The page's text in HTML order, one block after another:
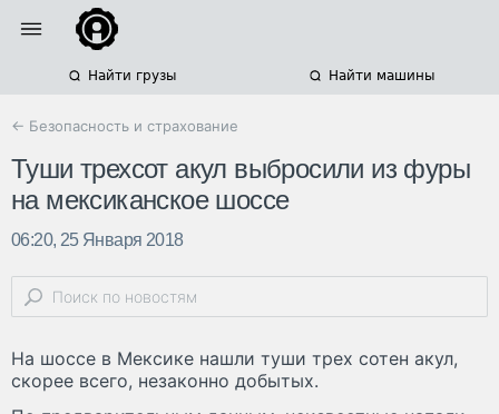
Найти грузы Найти машины
← Безопасность и страхование
Туши трехсот акул выбросили из фуры
на мексиканское шоссе
06:20, 25 Января 2018
На шоссе в Мексике нашли туши трех сотен акул,
скорее всего, незаконно добытых.